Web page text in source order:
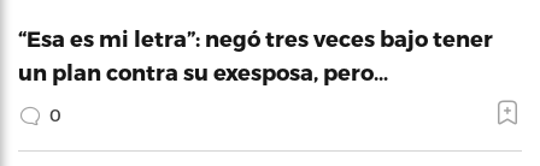
“Esa es mi letra”: negó tres veces bajo tener
un plan contra su exesposa, pero…
0